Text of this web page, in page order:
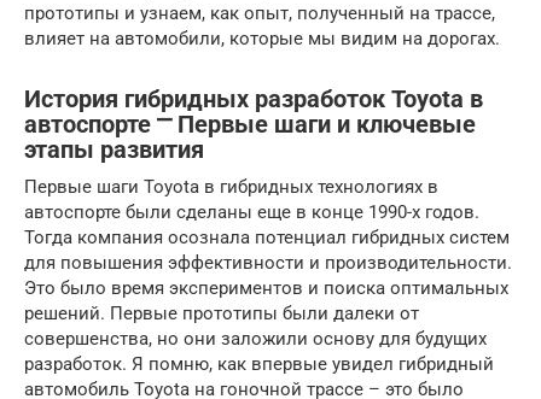
прототипы и узнаем, как опыт, полученный на трассе,
влияет на автомобили, которые мы видим на дорогах.
История гибридных разработок Toyota в
автоспорте ⎻ Первые шаги и ключевые
этапы развития
Первые шаги Toyota в гибридных технологиях в
автоспорте были сделаны еще в конце 1990-х годов.
Тогда компания осознала потенциал гибридных систем
для повышения эффективности и производительности.
Это было время экспериментов и поиска оптимальных
решений. Первые прототипы были далеки от
совершенства, но они заложили основу для будущих
разработок. Я помню, как впервые увидел гибридный
автомобиль Toyota на гоночной трассе – это было